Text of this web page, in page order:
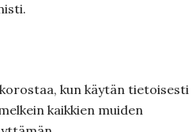
kun käytän tietoisesti
kaikkien muiden